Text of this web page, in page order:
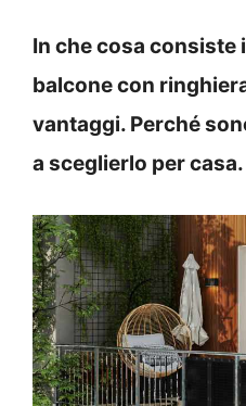
In che cosa consiste
balcone con
vantaggi. Perché
a sceglierlo per casa.